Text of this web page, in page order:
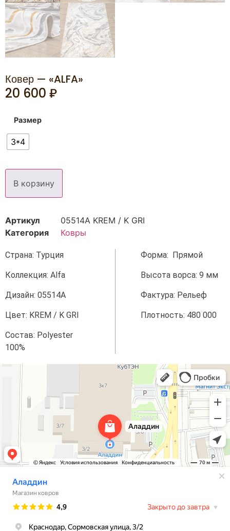
Ковер — «ALFA»
20 600 ₽
Размер
3*4
В корзину
Артикул
05514A KREM / K GRI
Категория
Ковры
Страна: Турция
Коллекция: Alfa
Дизайн: 05514A
Цвет: KREM / K GRI
Состав: Polyester
100%
Форма: Прямой
Высота ворса: 9 мм
Фактура: Рельеф
Плотность: 480 000